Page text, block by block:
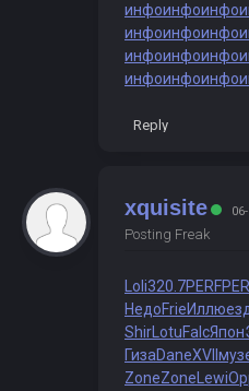
инфоинфоинфо
инфоинфоинфо
инфоинфоинфо
инфоинфоинфо
Reply
xquisite
Posting Freak
Loli320.7PERF
НедоFrieИллю
Shir LotuFalcЯпон
ГизаDaneXVII
ZoneZone Lewi